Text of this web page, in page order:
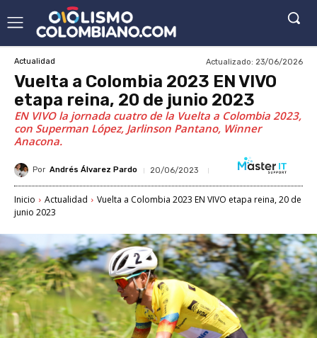
Actualidad Actualizado: 23/06/2026
Vuelta a Colombia 2023 EN VIVO
etapa reina, 20 de junio 2023
EN VIVO la jornada cuatro de la Vuelta a Colombia 2023,
con Superman López, Jarlinson Pantano, Winner
Anacona.
Por Andrés Álvarez Pardo 20/06/2023
Inicio Actualidad
Vuelta a Colombia 2023 EN VIVO etapa reina, 20 de
junio 2023